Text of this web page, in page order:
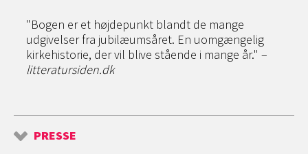
"Bogen er et højdepunkt blandt de mange
udgivelser fra jubilæumsåret. En uomgængelig
kirkehistorie, der vil blive stående i mange år." –
litteratursiden.dk
PRESSE